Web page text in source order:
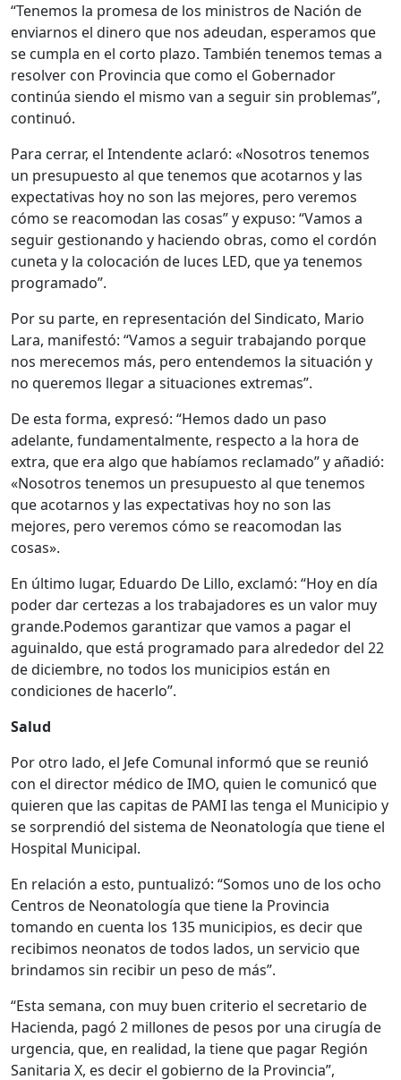
“Tenemos la promesa de los ministros de Nación de
enviarnos el dinero que nos adeudan, esperamos que
se cumpla en el corto plazo. También tenemos temas a
resolver con Provincia que como el Gobernador
continúa siendo el mismo van a seguir sin problemas”,
continuó.
Para cerrar, el Intendente aclaró: «Nosotros tenemos
un presupuesto al que tenemos que acotarnos y las
expectativas hoy no son las mejores, pero veremos
cómo se reacomodan las cosas” y expuso: “Vamos a
seguir gestionando y haciendo obras, como el cordón
cuneta y la colocación de luces LED, que ya tenemos
programado”.
Por su parte, en representación del Sindicato, Mario
Lara, manifestó: “Vamos a seguir trabajando porque
nos merecemos más, pero entendemos la situación y
no queremos llegar a situaciones extremas”.
De esta forma, expresó: “Hemos dado un paso
adelante, fundamentalmente, respecto a la hora de
extra, que era algo que habíamos reclamado” y añadió:
«Nosotros tenemos un presupuesto al que tenemos
que acotarnos y las expectativas hoy no son las
mejores, pero veremos cómo se reacomodan las
cosas».
En último lugar, Eduardo De Lillo, exclamó: “Hoy en día
poder dar certezas a los trabajadores es un valor muy
grande.Podemos garantizar que vamos a pagar el
aguinaldo, que está programado para alrededor del 22
de diciembre, no todos los municipios están en
condiciones de hacerlo”.
Salud
Por otro lado, el Jefe Comunal informó que se reunió
con el director médico de IMO, quien le comunicó que
quieren que las capitas de PAMI las tenga el Municipio y
se sorprendió del sistema de Neonatología que tiene el
Hospital Municipal.
En relación a esto, puntualizó: “Somos uno de los ocho
Centros de Neonatología que tiene la Provincia
tomando en cuenta los 135 municipios, es decir que
recibimos neonatos de todos lados, un servicio que
brindamos sin recibir un peso de más”.
“Esta semana, con muy buen criterio el secretario de
Hacienda, pagó 2 millones de pesos por una cirugía de
urgencia, que, en realidad, la tiene que pagar Región
Sanitaria X, es decir el gobierno de la Provincia”,